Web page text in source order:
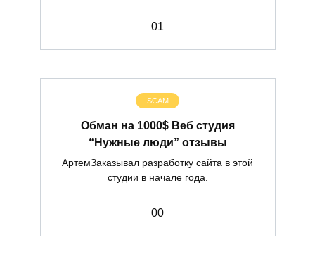
01
SCAM
Обман на 1000$ Веб студия
“Нужные люди” отзывы
АртемЗаказывал разработку сайта в этой
студии в начале года.
00